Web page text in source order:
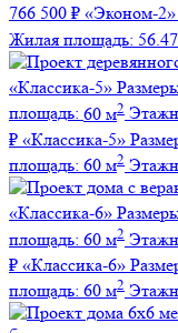
766 500 ₽ «Эконом-2»
Жилая площадь:
«Классика-5»
площадь: 60 м2
₽ «Классика-5»
площадь: 60 м2
«Классика-6»
площадь: 60 м2
₽ «Классика-6»
площадь: 60 м2